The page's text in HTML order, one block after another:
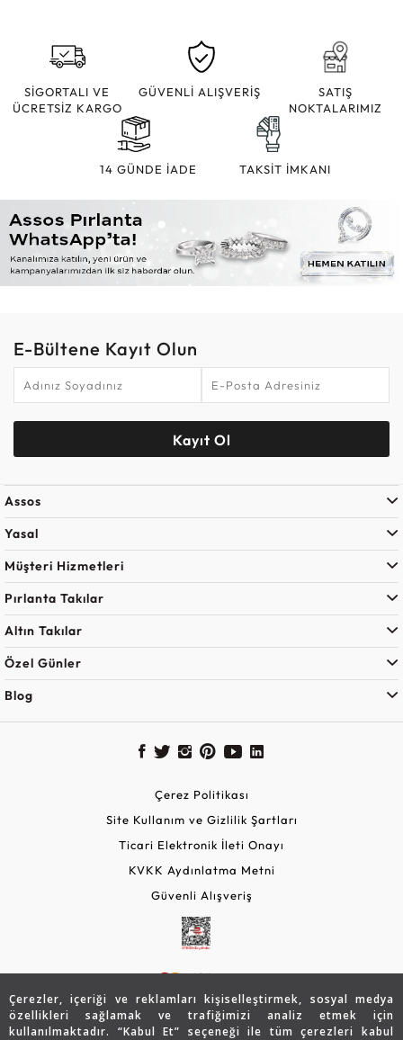
Çerezler, içeriği ve reklamları kişiselleştirmek, sosyal medya
özellikleri sağlamak ve trafiğimizi analiz etmek için
kullanılmaktadır. “Kabul Et” seçeneği ile tüm çerezleri kabul
SİGORTALI VE
ÜCRETSİZ KARGO
GÜVENLİ ALIŞVERİŞ
SATIŞ
NOKTALARIMIZ
14 GÜNDE İADE TAKSİT İMKANI
E-Bültene Kayıt Olun
Kayıt Ol
Assos
Yasal
Müşteri Hizmetleri
Pırlanta Takılar
Altın Takılar
Özel Günler
Blog
Çerez Politikası
Site Kullanım ve Gizlilik Şartları
Ticari Elektronik İleti Onayı
KVKK Aydınlatma Metni
Güvenli Alışveriş